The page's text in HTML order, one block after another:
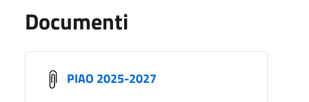
Documenti
PIAO 2025-2027